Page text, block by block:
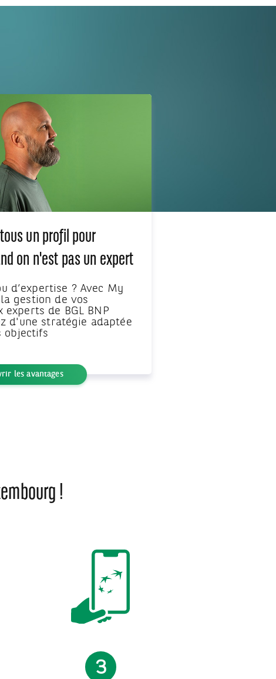
un profil pour
on n'est pas un expert
d’expertise ? Avec My
gestion de vos
de BGL BNP
d'une stratégie adaptée
objectifs
les avantages
!
3